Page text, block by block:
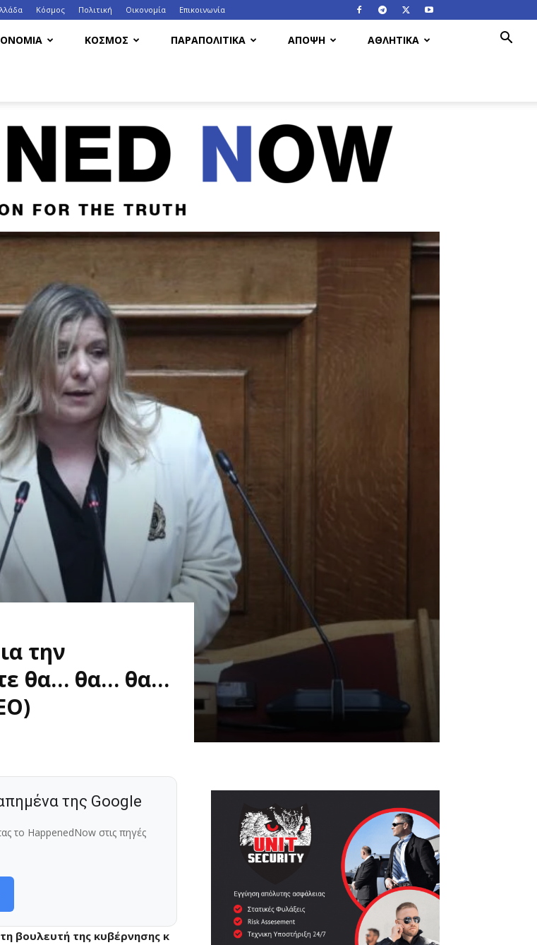
Κόσμος Πολιτική Οικονομία Eπικοινωνία
ΚΟΣΜΟΣ ΠΑΡΑΠΟΛΙΤΙΚΑ ΑΠΟΨΗ ΑΘΛΗΤΙΚΑ
HappenedNow.gr
την
θα… θα… θα…
της Google
το HappenedNow στις πηγές
βουλευτή της κυβέρνησης κ